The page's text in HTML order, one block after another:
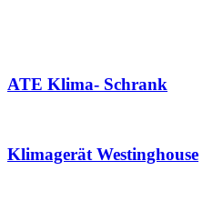
ATE Klima- Schrank
Klimagerät Westinghouse